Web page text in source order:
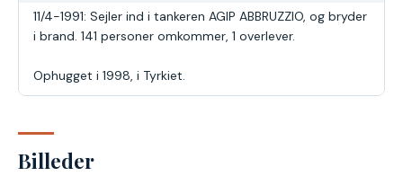
11/4-1991: Sejler ind i tankeren AGIP ABBRUZZIO, og bryder
i brand. 141 personer omkommer, 1 overlever.
Ophugget i 1998, i Tyrkiet.
Billeder